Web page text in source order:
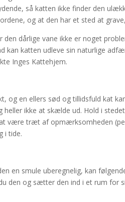
så katten ikke finder den
og at den har et sted at
dårlige vane ikke er noget
katten udleve sin naturlige
Inges Kattehjem.
en ellers sød og tillidsfuld kat
ikke at skælde ud. Hold i
være træt af opmærksomheden
i tide.
en smule uberegnelig, kan
den og sætter den ind i et rum for